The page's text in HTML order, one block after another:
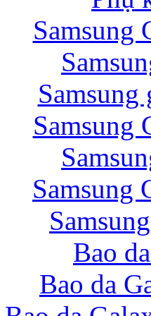
Bao da Samsung
Bao da Galaxy
Nắp lưng Samsung
Samsung
Samsung
Samsung
Bao
Bao da